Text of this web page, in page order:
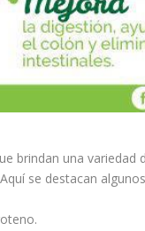
brindan una variedad
se destacan